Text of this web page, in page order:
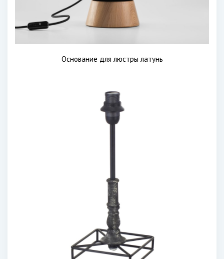
Основание для люстры латунь